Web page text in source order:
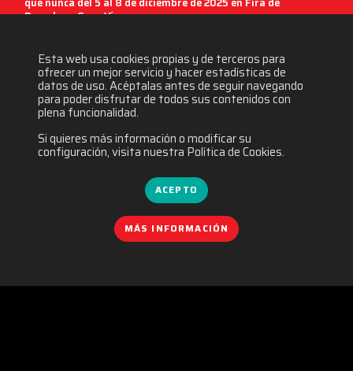
Barcelona Gran Vía.
2069 visitas
Esta web usa cookies propias y de terceros para
ofrecer un mejor servicio y hacer estadísticas de
datos de uso. Acéptalas antes de seguir navegando
para poder disfrutar de todos sus contenidos con
plena funcionalidad.
Si quieres más información o modificar su
configuración, visita nuestra Política de Cookies.
ACEPTO
MÁS INFORMACIÓN